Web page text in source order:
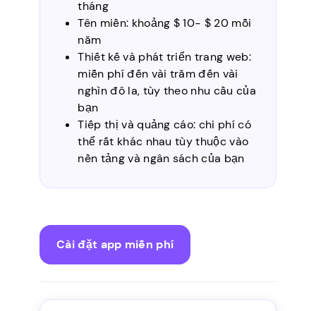
tháng
Tên miền: khoảng $ 10- $ 20 mỗi
năm
Thiết kế và phát triển trang web:
miễn phí đến vài trăm đến vài
nghìn đô la, tùy theo nhu cầu của
bạn
Tiếp thị và quảng cáo: chi phí có
thể rất khác nhau tùy thuộc vào
nền tảng và ngân sách của bạn
Cài đặt app miễn phí